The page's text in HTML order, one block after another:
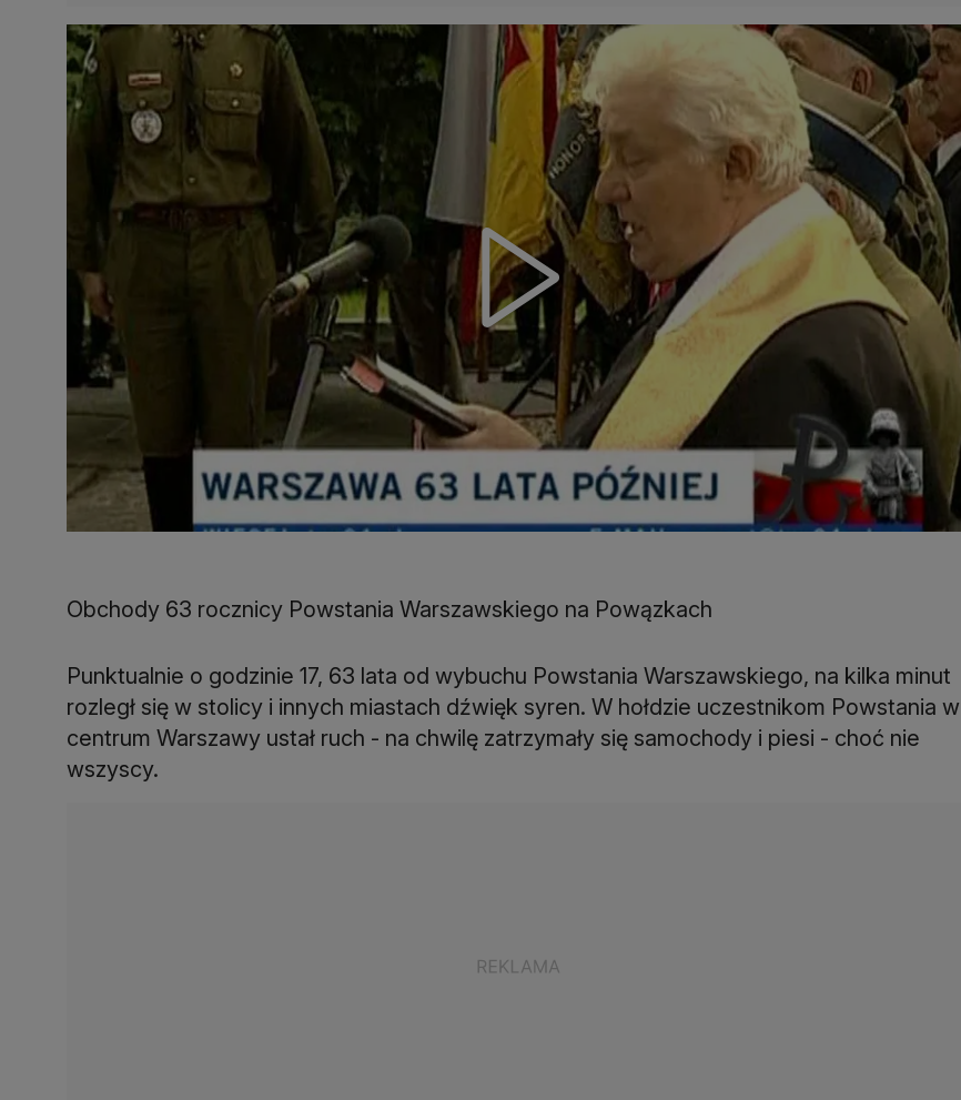
Obchody 63 rocznicy Powstania Warszawskiego na Powązkach
Punktualnie o godzinie 17, 63 lata od wybuchu Powstania Warszawskiego, na kilka minut
rozległ się w stolicy i innych miastach dźwięk syren. W hołdzie uczestnikom Powstania w
centrum Warszawy ustał ruch - na chwilę zatrzymały się samochody i piesi - choć nie
wszyscy.